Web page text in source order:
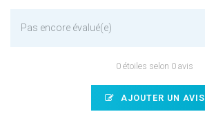
Pas encore évalué(e)
0 étoiles selon 0 avis
AJOUTER UN AVIS